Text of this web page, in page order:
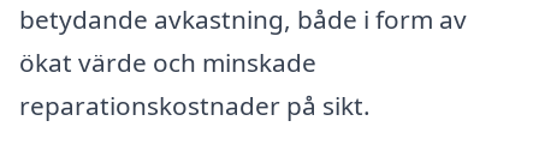
betydande avkastning, både i form av
ökat värde och minskade
reparationskostnader på sikt.